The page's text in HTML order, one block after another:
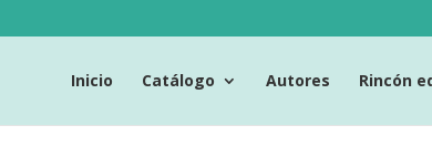
Inicio Catálogo Autores Rincón